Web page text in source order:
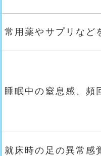
常用薬やサプリなど
睡眠中の窒息感、頻
就床時の足の異常感